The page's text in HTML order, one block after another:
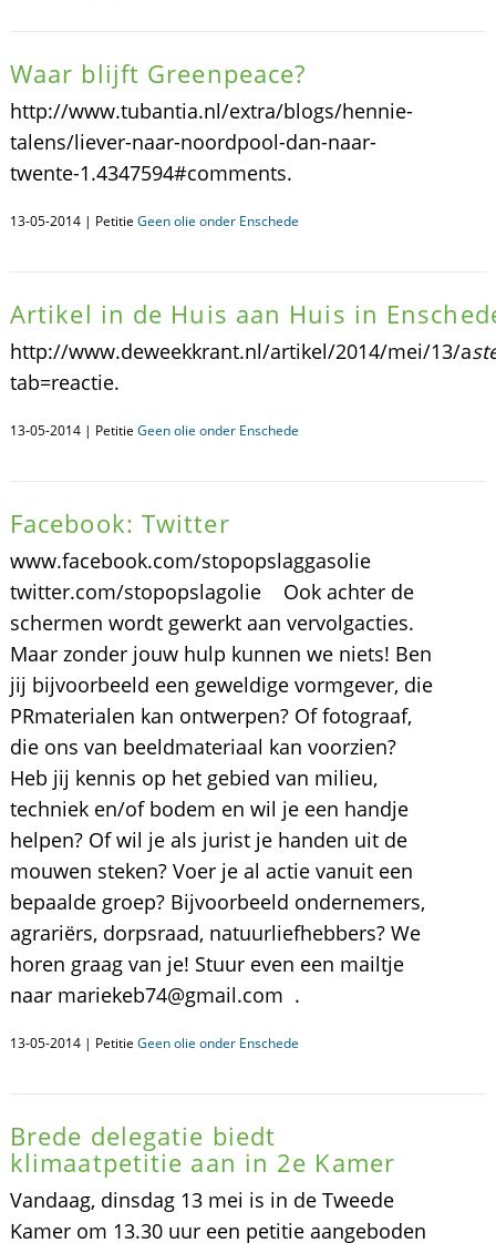
Waar blijft Greenpeace?
http://www.tubantia.nl/extra/blogs/hennie-
talens/liever-naar-noordpool-dan-naar-
twente-1.4347594#comments.
13-05-2014 | Petitie Geen olie onder Enschede
Artikel in de Huis aan Huis in
http://www.deweekkrant.nl/artikel/2014/mei/13/a
tab=reactie.
13-05-2014 | Petitie Geen olie onder Enschede
Facebook: Twitter
www.facebook.com/stopopslaggasolie
twitter.com/stopopslagolie Ook achter de
schermen wordt gewerkt aan vervolgacties.
Maar zonder jouw hulp kunnen we niets! Ben
jij bijvoorbeeld een geweldige vormgever, die
PRmaterialen kan ontwerpen? Of fotograaf,
die ons van beeldmateriaal kan voorzien?
Heb jij kennis op het gebied van milieu,
techniek en/of bodem en wil je een handje
helpen? Of wil je als jurist je handen uit de
mouwen steken? Voer je al actie vanuit een
bepaalde groep? Bijvoorbeeld ondernemers,
agrariërs, dorpsraad, natuurliefhebbers? We
horen graag van je! Stuur even een mailtje
naar mariekeb74@gmail.com .
13-05-2014 | Petitie Geen olie onder Enschede
Brede delegatie biedt
klimaatpetitie aan in 2e Kamer
Vandaag, dinsdag 13 mei is in de Tweede
Kamer om 13.30 uur een petitie aangeboden